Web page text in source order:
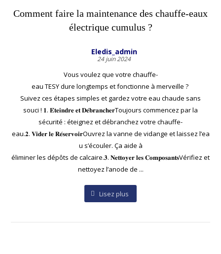
Comment faire la maintenance des chauffe-eaux
électrique cumulus ?
Eledis_admin
24 juin 2024
Vous voulez que votre chauffe-
eau TESY dure longtemps et fonctionne à merveille ?
Suivez ces étapes simples et gardez votre eau chaude sans
souci ! 𝟏. 𝐄́𝐭𝐞𝐢𝐧𝐝𝐫𝐞 𝐞𝐭 𝐃𝐞́𝐛𝐫𝐚𝐧𝐜𝐡𝐞𝐫Toujours commencez par la
sécurité : éteignez et débranchez votre chauffe-
eau.𝟐. 𝐕𝐢𝐝𝐞𝐫 𝐥𝐞 𝐑𝐞́𝐬𝐞𝐫𝐯𝐨𝐢𝐫Ouvrez la vanne de vidange et laissez l’ea
u s’écouler. Ça aide à
éliminer les dépôts de calcaire.𝟑. 𝐍𝐞𝐭𝐭𝐨𝐲𝐞𝐫 𝐥𝐞𝐬 𝐂𝐨𝐦𝐩𝐨𝐬𝐚𝐧𝐭𝐬Vérifiez et
nettoyez l’anode de ...
Lisez plus